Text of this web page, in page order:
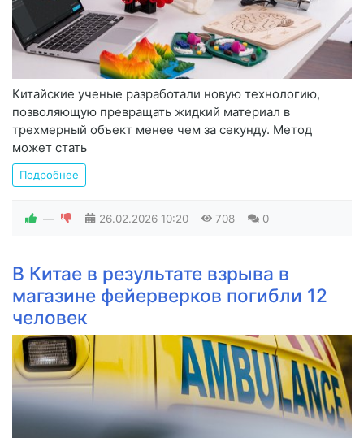
Китайские ученые разработали новую технологию,
позволяющую превращать жидкий материал в
трехмерный объект менее чем за секунду. Метод
может стать
Подробнее
— 26.02.2026 10:20 708 0
В Китае в результате взрыва в
магазине фейерверков погибли 12
человек